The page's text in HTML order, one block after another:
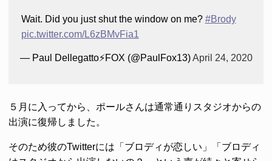
Wait. Did you just shut the window on me? #Brody
pic.twitter.com/L6zBMvFia1
— Paul Dellegatto⚡️FOX (@PaulFox13)April 24, 2020
５月に入ってから、ポールさんは通常通りスタジオからの
出演に復帰しました。
そのため彼のTwitterには「ブロディが恋しい」「ブロディ